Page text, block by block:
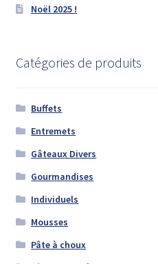
Noël 2025 !
Catégories de produits
Buffets
Entremets
Gâteaux Divers
Gourmandises
Individuels
Mousses
Pâte à choux